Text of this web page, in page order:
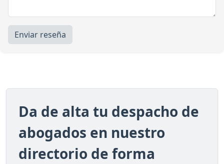
Enviar reseña
Da de alta tu despacho de
abogados en nuestro
directorio de forma